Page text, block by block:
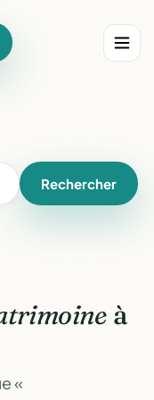
Rechercher
à
«